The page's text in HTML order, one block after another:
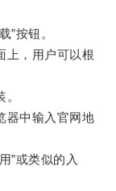
按钮。
，用户可以根
中输入官网地
”或类似的入